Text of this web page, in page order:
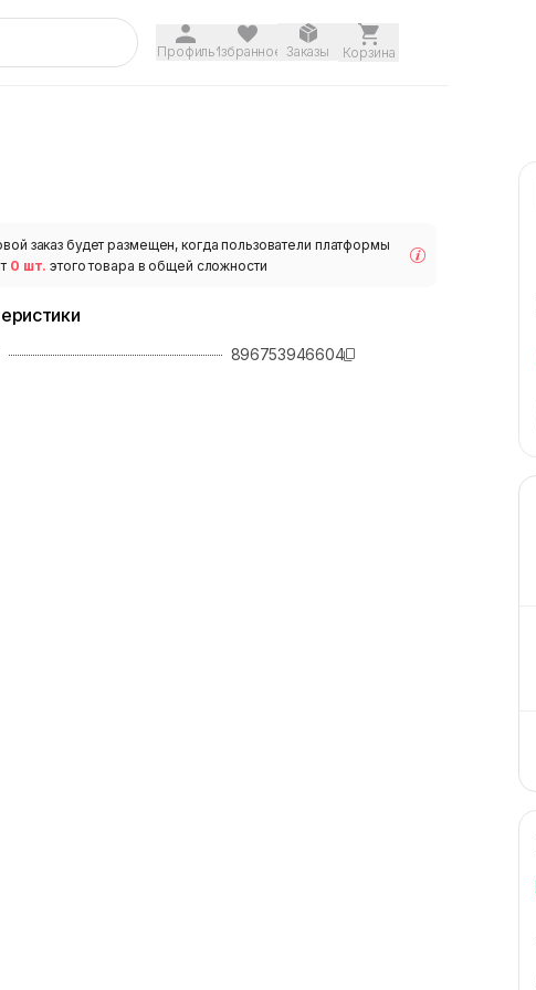
ПрофильИзбранное Заказы Корзина
заказ будет размещен, когда пользователи платформы
0 шт. этого товара в общей сложности
896753946604